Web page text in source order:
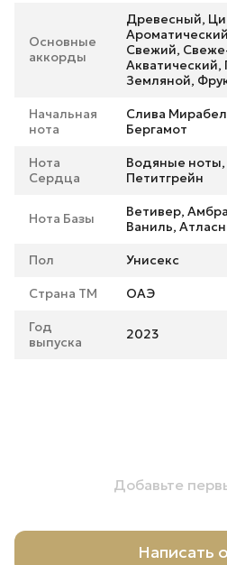
Основные
аккорды
Древесный,
Свежий,
Акватический,
Земляной,
Начальная
нота
Слива
Бергамот
Нота
Сердца
Водяные ноты,
Петитгрейн
Нота Базы
Ветивер,
Ваниль,
Пол Унисекс
Страна ТМ ОАЭ
Год
выпуска
2023
Добавьте
Написать